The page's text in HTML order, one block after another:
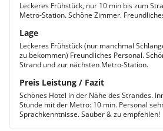
Leckeres Frühstück, nur 10 min bis zum
Metro-Station. Schöne Zimmer.
Lage
Leckeres Frühstück (nur manchmal
zu bekommen) Freundliches Personal.
Strand und zur nächsten Metro-Station.
Preis Leistung / Fazit
Schönes Hotel in der Nähe des Strandes.
Stunde mit der Metro: 10 min. Personal
Sprachkenntnisse. Sauber & zu empfehlen!